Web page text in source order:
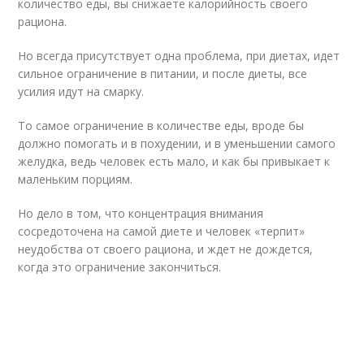
количество еды, вы снижаете калорийность своего
рациона.
Но всегда присутствует одна проблема, при диетах, идет
сильное ограничение в питании, и после диеты, все
усилия идут на смарку.
То самое ограничение в количестве еды, вроде бы
должно помогать и в похудении, и в уменьшении самого
желудка, ведь человек есть мало, и как бы привыкает к
маленьким порциям.
Но дело в том, что концентрация внимания
сосредоточена на самой диете и человек «терпит»
неудобства от своего рациона, и ждет не дождется,
когда это ограничение закончиться.